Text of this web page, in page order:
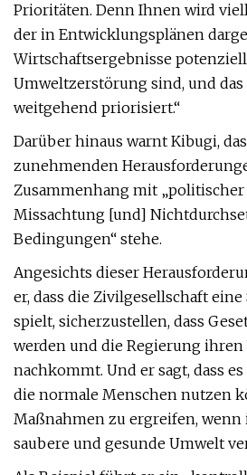
Prioritäten. Denn Ihnen wird
der in Entwicklungsplänen
Wirtschaftsergebnisse
Umweltzerstörung sind, und das
weitgehend priorisiert.“
Darüber hinaus warnt Kibugi,
zunehmenden
Zusammenhang mit
Missachtung [und]
Bedingungen“ stehe.
Angesichts dieser
er, dass die Zivilgesellschaft
spielt, sicherzustellen, dass
werden und die Regierung
nachkommt. Und er sagt, dass
die normale Menschen nutzen
Maßnahmen zu ergreifen, wenn
saubere und gesunde Umwelt